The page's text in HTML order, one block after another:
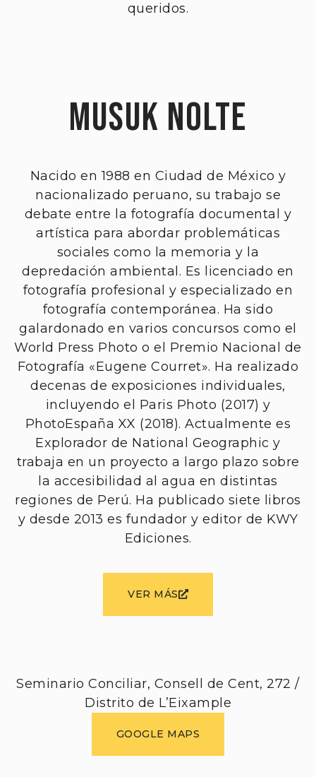
queridos.
Musuk Nolte
Nacido en 1988 en Ciudad de México y
nacionalizado peruano, su trabajo se
debate entre la fotografía documental y
artística para abordar problemáticas
sociales como la memoria y la
depredación ambiental. Es licenciado en
fotografía profesional y especializado en
fotografía contemporánea. Ha sido
galardonado en varios concursos como el
World Press Photo o el Premio Nacional de
Fotografía «Eugene Courret». Ha realizado
decenas de exposiciones individuales,
incluyendo el Paris Photo (2017) y
PhotoEspaña XX (2018). Actualmente es
Explorador de National Geographic y
trabaja en un proyecto a largo plazo sobre
la accesibilidad al agua en distintas
regiones de Perú. Ha publicado siete libros
y desde 2013 es fundador y editor de KWY
Ediciones.
VER MÁS
Seminario Conciliar, Consell de Cent, 272 /
Distrito de L’Eixample
GOOGLE MAPS